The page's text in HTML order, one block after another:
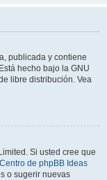
publicada y contiene
hecho bajo la GNU
libre distribución. Vea
Si usted cree que
Centro de phpBB Ideas
o sugerir nuevas